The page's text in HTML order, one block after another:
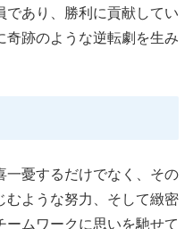
であり、勝利に貢献してい
奇跡のような逆転劇を生み
一憂するだけでなく、その
むような努力、そして緻密
ームワークに思いを馳せて